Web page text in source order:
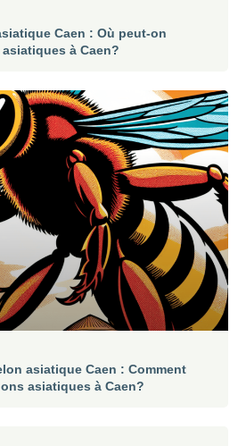
Caen : Où peut-on
à Caen?
asiatique Caen : Comment
asiatiques à Caen?